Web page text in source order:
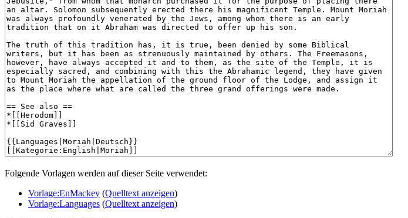
Folgende Vorlagen werden auf dieser Seite verwendet:
Vorlage:EnMackey (Quelltext anzeigen)
Vorlage:Languages (Quelltext anzeigen)